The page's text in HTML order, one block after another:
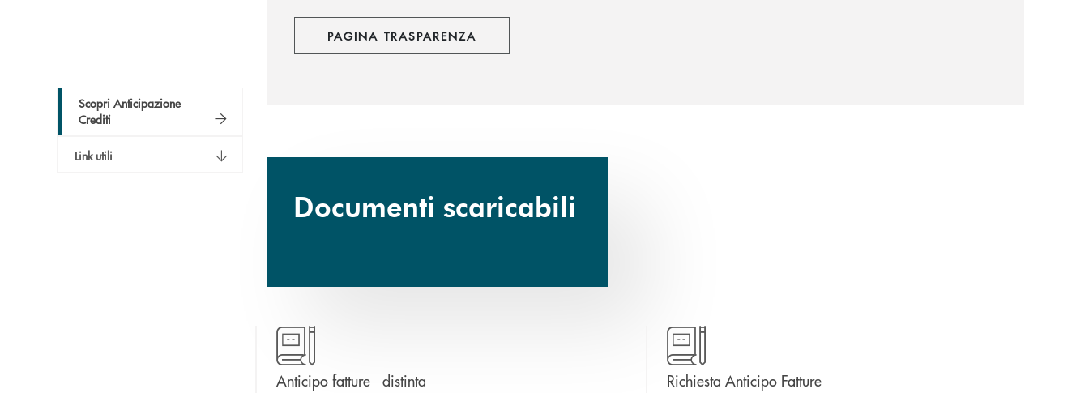
Scopri Anticipazione
Crediti
Link utili
PAGINA TRASPARENZA
Documenti scaricabili
Anticipo fatture - distinta Richiesta Anticipo Fattureapre una nuova finestra